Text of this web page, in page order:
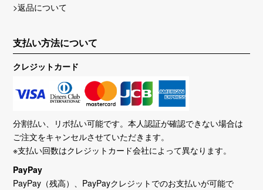
>返品について
支払い方法について
クレジットカード
分割払い、リボ払い可能です。本人認証が確認できない場合は
ご注文をキャンセルさせていただきます。
※支払い回数はクレジットカード会社によって異なります。
PayPay
PayPay（残高）、PayPayクレジットでのお支払いが可能で